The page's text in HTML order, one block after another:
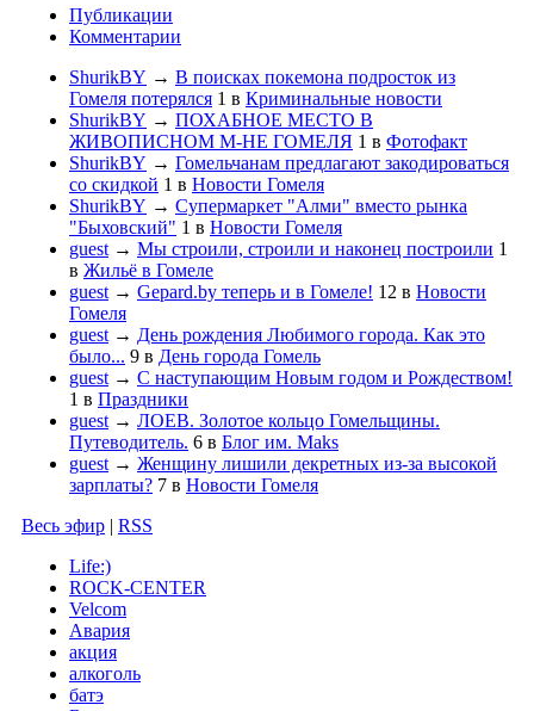
Публикации
Комментарии
ShurikBY → В поисках покемона подросток из
Гомеля потерялся 1 в Криминальные новости
ShurikBY → ПОХАБНОЕ МЕСТО В
ЖИВОПИСНОМ М-НЕ ГОМЕЛЯ 1 в Фотофакт
ShurikBY → Гомельчанам предлагают закодироваться
со скидкой 1 в Новости Гомеля
ShurikBY → Супермаркет "Алми" вместо рынка
"Быховский" 1 в Новости Гомеля
guest → Мы строили, строили и наконец построили 1
в Жильё в Гомеле
guest → Gepard.by теперь и в Гомеле! 12 в Новости
Гомеля
guest → День рождения Любимого города. Как это
было... 9 в День города Гомель
guest → С наступающим Новым годом и Рождеством!
1 в Праздники
guest → ЛОЕВ. Золотое кольцо Гомельщины.
Путеводитель. 6 в Блог им. Maks
guest → Женщину лишили декретных из-за высокой
зарплаты? 7 в Новости Гомеля
Весь эфир | RSS
Life:)
ROCK-CENTER
Velcom
Авария
акция
алкоголь
батэ